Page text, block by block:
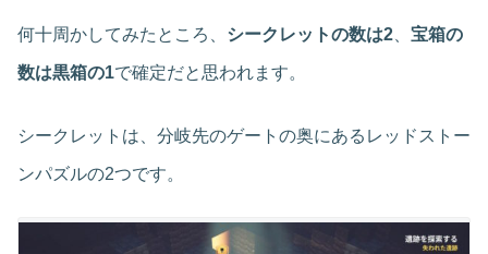
何十周かしてみたところ、 シークレットの数は2 宝箱の
数は黒箱の1で確定だと思われます。
シークレットは、分岐先のゲートの奥にあるレッドストー
ンパズルの2つです。